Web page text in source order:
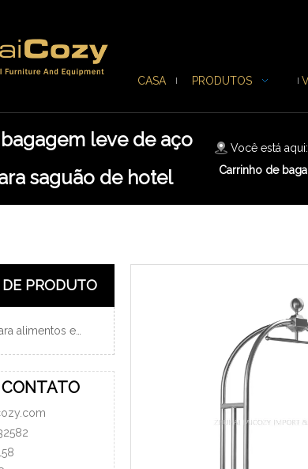
CASA PRODUTOS
leve de aço
saguão de hotel
Você está aqui:
Carrinho de
PRODUTO